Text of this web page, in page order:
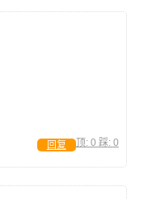
顶: 0 踩: 0
回复